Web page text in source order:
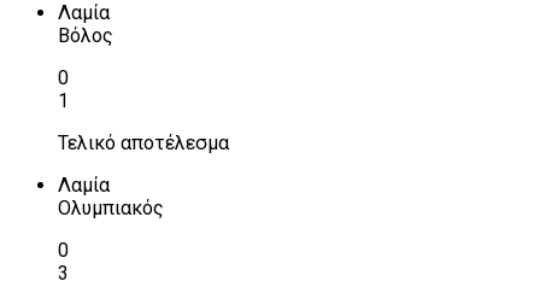
Λαμία
Βόλος
0
1
Τελικό αποτέλεσμα
Λαμία
Ολυμπιακός
0
3